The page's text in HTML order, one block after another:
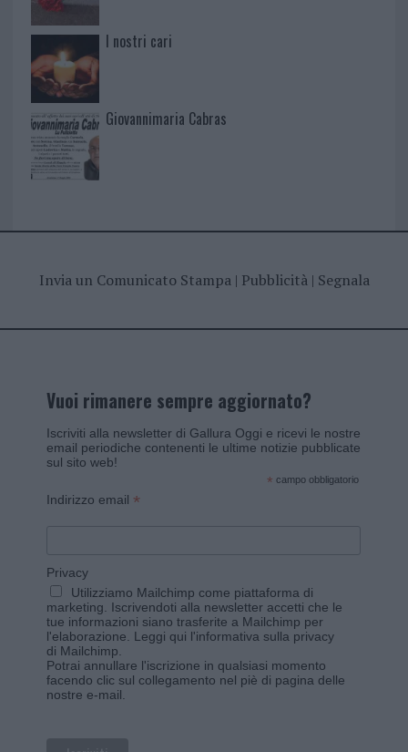
I nostri cari
Giovannimaria Cabras
Invia un Comunicato Stampa| Pubblicità| Segnala
Vuoi rimanere sempre aggiornato?
Iscriviti alla newsletter di Gallura Oggi e ricevi le nostre
email periodiche contenenti le ultime notizie pubblicate
sul sito web!
* campo obbligatorio
Indirizzo email *
Privacy
Utilizziamo Mailchimp come piattaforma di
marketing. Iscrivendoti alla newsletter accetti che le
tue informazioni siano trasferite a Mailchimp per
l'elaborazione. Leggi qui l'informativa sulla privacy
di Mailchimp
Potrai annullare l'iscrizione in qualsiasi momento
facendo clic sul collegamento nel piè di pagina delle
nostre e-mail.